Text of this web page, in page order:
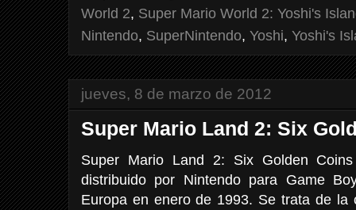
World 2, Super Mario World 2: Yoshi's
Nintendo, SuperNintendo, Yoshi, Yoshi's
jueves, 8 de marzo de 2012
Super Mario Land 2: Six
Super Mario Land 2: Six Golden
distribuido por Nintendo para Game
Europa en enero de 1993. Se trata de la